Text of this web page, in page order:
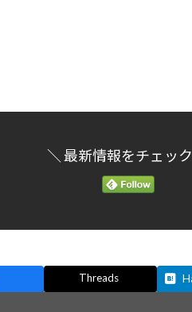
＼ 最新情報をチェッ
Threads